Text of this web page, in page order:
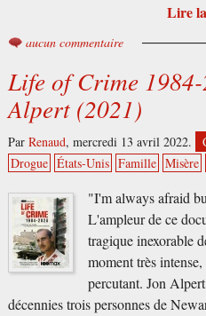
Lire
aucun commentaire
Life of Crime
Alpert (2021)
Par Renaud, mercredi 13 avril 2022.
Drogue États-Unis Famille Misère
"I'm always afraid
L'ampleur de ce
tragique inexorable
moment très
percutant. Jon
décennies trois personnes de